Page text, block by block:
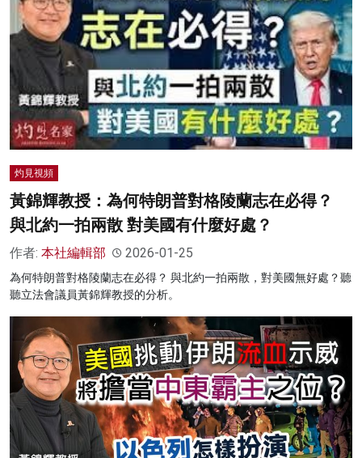
灼見視頻
黃錦輝教授：為何特朗普對格陵蘭志在必得？
與北約一拍兩散 對美國有什麼好處？
作者: 本社編輯部 2026-01-25
為何特朗普對格陵蘭志在必得？ 與北約一拍兩散，對美國無好處？聽
聽立法會議員黃錦輝教授的分析。